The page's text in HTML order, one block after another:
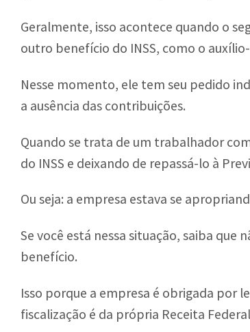
Geralmente, isso acontece quando o
outro benefício do INSS, como o
Nesse momento, ele tem seu pedido
a ausência das contribuições.
Quando se trata de um trabalhador
do INSS e deixando de repassá-lo à
Ou seja: a empresa estava se
Se você está nessa situação, saiba que
benefício.
Isso porque a empresa é obrigada por
fiscalização é da própria Receita